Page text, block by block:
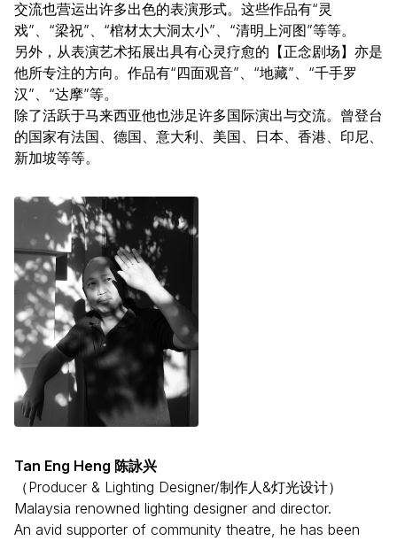
交流也营运出许多出色的表演形式。这些作品有“灵
戏”、“梁祝”、“棺材太大洞太小”、“清明上河图”等等。
另外，从表演艺术拓展出具有心灵疗愈的【正念剧场】亦是
他所专注的方向。作品有“四面观音”、“地藏”、“千手罗
汉”、“达摩”等。
除了活跃于马来西亚他也涉足许多国际演出与交流。曾登台
的国家有法国、德国、意大利、美国、日本、香港、印尼、
新加坡等等。
Tan Eng Heng 陈詠兴
（Producer & Lighting Designer/制作人&灯光设计）
Malaysia renowned lighting designer and director.
An avid supporter of community theatre, he has been